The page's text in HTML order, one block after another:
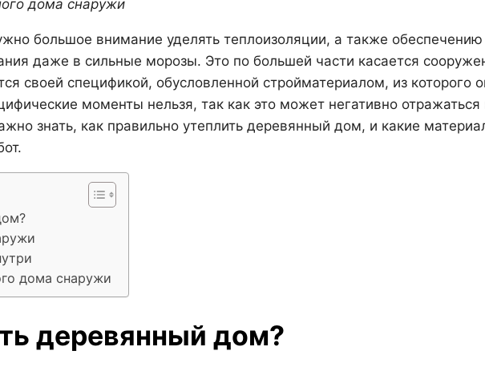
дома снаружи
большое внимание уделять теплоизоляции, а также обеспечению
даже в сильные морозы. Это по большей части касается
своей спецификой, обусловленной стройматериалом, из которого
моменты нельзя, так как это может негативно отражаться
знать, как правильно утеплить деревянный дом, и какие
дома снаружи
деревянный дом?